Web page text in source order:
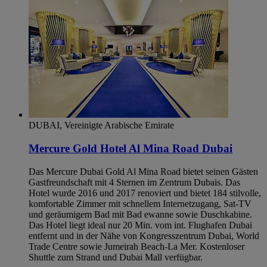
DUBAI, Vereinigte Arabische Emirate
Mercure Gold Hotel Al Mina Road Dubai
Das Mercure Dubai Gold Al Mina Road bietet seinen Gästen
Gastfreundschaft mit 4 Sternen im Zentrum Dubais. Das
Hotel wurde 2016 und 2017 renoviert und bietet 184 stilvolle,
komfortable Zimmer mit schnellem Internetzugang, Sat-TV
und geräumigem Bad mit Bad ewanne sowie Duschkabine.
Das Hotel liegt ideal nur 20 Min. vom int. Flughafen Dubai
entfernt und in der Nähe von Kongresszentrum Dubai, World
Trade Centre sowie Jumeirah Beach-La Mer. Kostenloser
Shuttle zum Strand und Dubai Mall verfügbar.